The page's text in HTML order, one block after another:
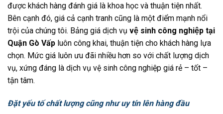
được khách hàng đánh giá là khoa học và thuận tiện nhất.
Bên cạnh đó, giá cả cạnh tranh cũng là một điểm mạnh nổi
trội của chúng tôi. Bảng giá dịch vụ vệ sinh công nghiệp tại
Quận Gò Vấp luôn công khai, thuận tiện cho khách hàng lựa
chọn. Mức giá luôn ưu đãi nhiều hơn so với chất lượng dịch
vụ, xứng đáng là dịch vụ vệ sinh công nghiệp giá rẻ – tốt –
tận tâm.
Đặt yếu tố chất lượng cũng như uy tín lên hàng đầu